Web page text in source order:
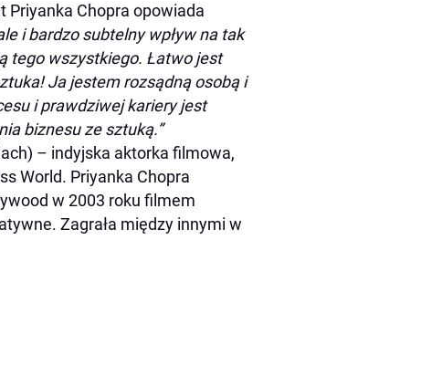
Priyanka Chopra opowiada
i bardzo subtelny wpływ na tak
tego wszystkiego. Łatwo jest
Ja jestem rozsądną osobą i
i prawdziwej kariery jest
biznesu ze sztuką.”
– indyjska aktorka filmowa,
World. Priyanka Chopra
w 2003 roku filmem
Zagrała między innymi w